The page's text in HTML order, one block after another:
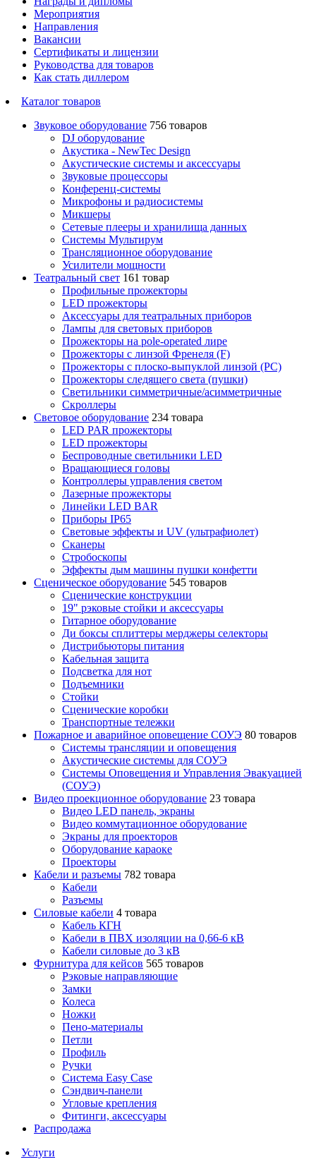
Мероприятия
Направления
Вакансии
Сертификаты и лицензии
Руководства для товаров
Как стать диллером
Каталог товаров
Звуковое оборудование 756 товаров
DJ оборудование
Акустика - NewTec Design
Акустические системы и аксессуары
Звуковые процессоры
Конференц-системы
Микрофоны и радиосистемы
Микшеры
Сетевые плееры и хранилища данных
Системы Мультирум
Трансляционное оборудование
Усилители мощности
Театральный свет 161 товар
Профильные прожекторы
LED прожекторы
Аксессуары для театральных приборов
Лампы для световых приборов
Прожекторы на pole-operated лире
Прожекторы с линзой Френеля (F)
Прожекторы с плоско-выпуклой линзой (PC)
Прожекторы следящего света (пушки)
Светильники симметричные/асимметричные
Скроллеры
Световое оборудование 234 товара
LED PAR прожекторы
LED прожекторы
Беспроводные светильники LED
Вращающиеся головы
Контроллеры управления светом
Лазерные прожекторы
Линейки LED BAR
Приборы IP65
Световые эффекты и UV (ультрафиолет)
Сканеры
Стробоскопы
Эффекты дым машины пушки конфетти
Сценическое оборудование 545 товаров
Сценические конструкции
19" рэковые стойки и аксесcуары
Гитарное оборудование
Ди боксы сплиттеры мерджеры селекторы
Дистрибьюторы питания
Кабельная защита
Подсветка для нот
Подъемники
Стойки
Сценические коробки
Транспортные тележки
Пожарное и аварийное оповещение СОУЭ 80 товаров
Cистемы трансляции и оповещения
Акустические системы для СОУЭ
Системы Оповещения и Управления Эвакуацией
(СОУЭ)
Видео проекционное оборудование 23 товара
Видео LED панель, экраны
Видео коммутационное оборудование
Экраны для проекторов
Оборудование караоке
Проекторы
Кабели и разъемы 782 товара
Кабели
Разъемы
Силовые кабели 4 товара
Кабель КГН
Кабели в ПВХ изоляции на 0,66-6 кВ
Кабели силовые до 3 кВ
Фурнитура для кейсов 565 товаров
Рэковые направляющие
Замки
Колеса
Ножки
Пено-материалы
Петли
Профиль
Ручки
Система Easy Case
Сэндвич-панели
Угловые крепления
Фитинги, аксессуары
Распродажа
Услуги